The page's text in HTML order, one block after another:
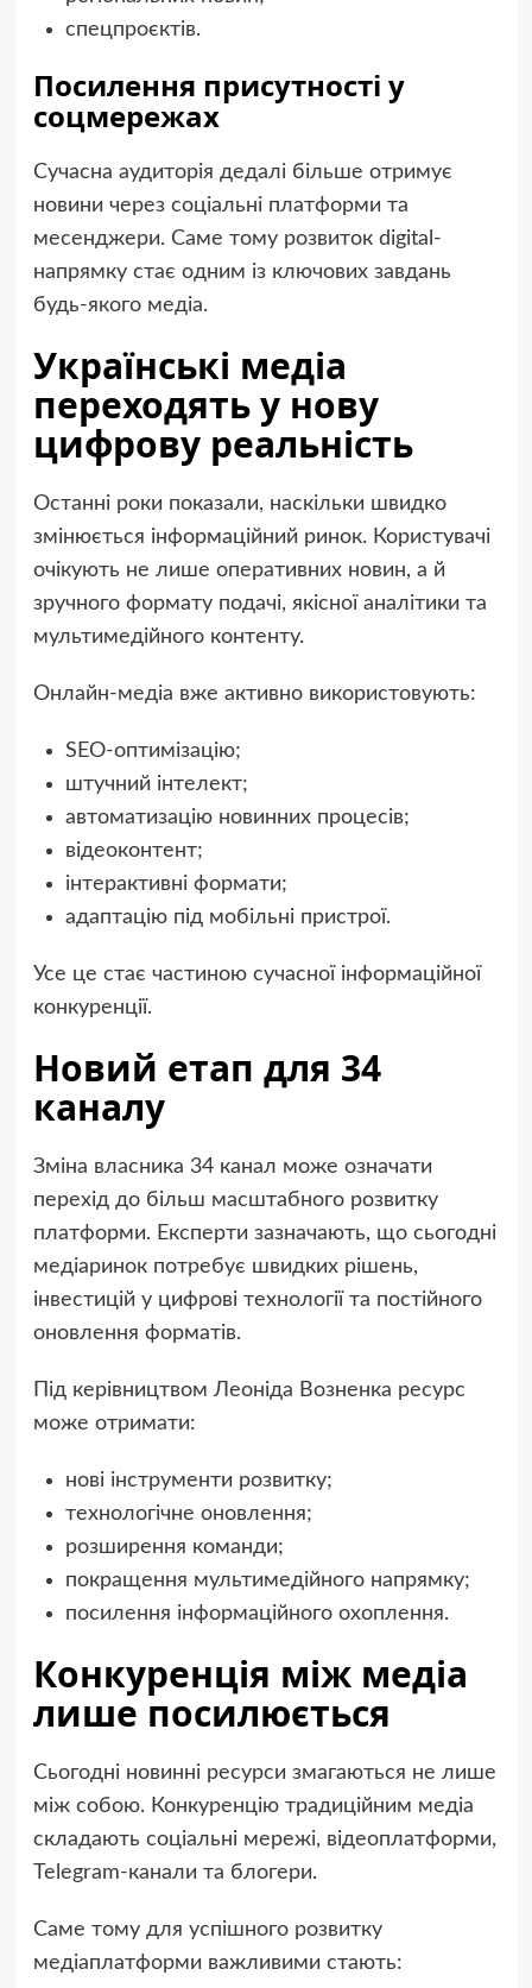
спецпроєктів.
Посилення присутності у
соцмережах
Сучасна аудиторія дедалі більше отримує
новини через соціальні платформи та
месенджери. Саме тому розвиток digital-
напрямку стає одним із ключових завдань
будь-якого медіа.
Українські медіа
переходять у нову
цифрову реальність
Останні роки показали, наскільки швидко
змінюється інформаційний ринок. Користувачі
очікують не лише оперативних новин, а й
зручного формату подачі, якісної аналітики та
мультимедійного контенту.
Онлайн-медіа вже активно використовують:
SEO-оптимізацію;
штучний інтелект;
автоматизацію новинних процесів;
відеоконтент;
інтерактивні формати;
адаптацію під мобільні пристрої.
Усе це стає частиною сучасної інформаційної
конкуренції.
Новий етап для 34
каналу
Зміна власника 34 канал може означати
перехід до більш масштабного розвитку
платформи. Експерти зазначають, що сьогодні
медіаринок потребує швидких рішень,
інвестицій у цифрові технології та постійного
оновлення форматів.
Під керівництвом Леоніда Возненка ресурс
може отримати:
нові інструменти розвитку;
технологічне оновлення;
розширення команди;
покращення мультимедійного напрямку;
посилення інформаційного охоплення.
Конкуренція між медіа
лише посилюється
Сьогодні новинні ресурси змагаються не лише
між собою. Конкуренцію традиційним медіа
складають соціальні мережі, відеоплатформи,
Telegram-канали та блогери.
Саме тому для успішного розвитку
медіаплатформи важливими стають: